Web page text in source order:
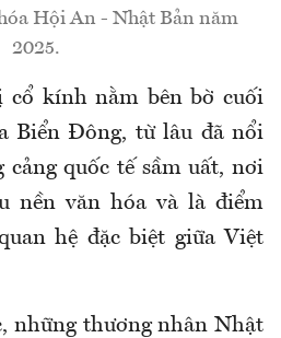
Hội An - Nhật Bản năm
2025.
kính nằm bên bờ cuối
Biển Đông, từ lâu đã nổi
quốc tế sầm uất, nơi
nền văn hóa và là điểm
hệ đặc biệt giữa Việt
những thương nhân Nhật